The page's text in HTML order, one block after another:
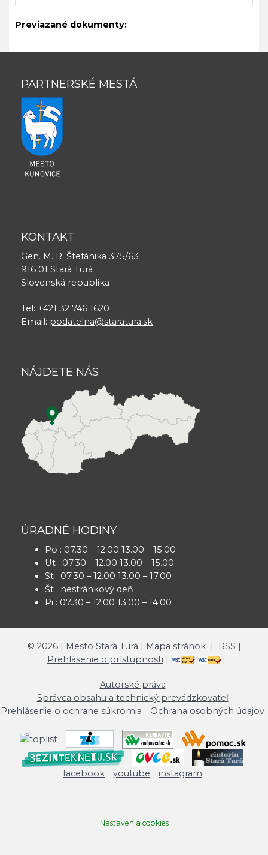
Previazané dokumenty:
PARTNERSKÉ MESTÁ
KONTAKT
Gen. M. R. Štefánika 375/63
916 01 Stará Turá
Slovenská republika
Tel: +421 32 746 1620
Email: podatelna@staratura.sk
NÁJDETE NÁS
ÚRADNÉ HODINY
Po : 07.30 – 12.00 13.00 – 15.00
Ut : 07.30 – 12.00 13.00 – 15.00
St : 07.30 – 12.00 13.00 – 17.00
Št : nestránkový deň
Pi : 07.30 – 12.00 13.00 – 14.00
© 2026| Mesto Stará Turá | Mapa stránok| RSS |
Prehlásenie o prístupnosti |
Autorské práva
Správca obsahu a technický prevádzkovateľ
Prehlásenie o ochrane súkromia
Ochrana osobných údajov
facebook youtube instagram
Nastavenia cookies